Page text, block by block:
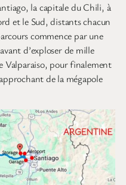
la capitale du Chili, à
et le Sud, distants chacun
commence par une
d’exploser de mille
Valparaiso, pour finalement
de la mégapole